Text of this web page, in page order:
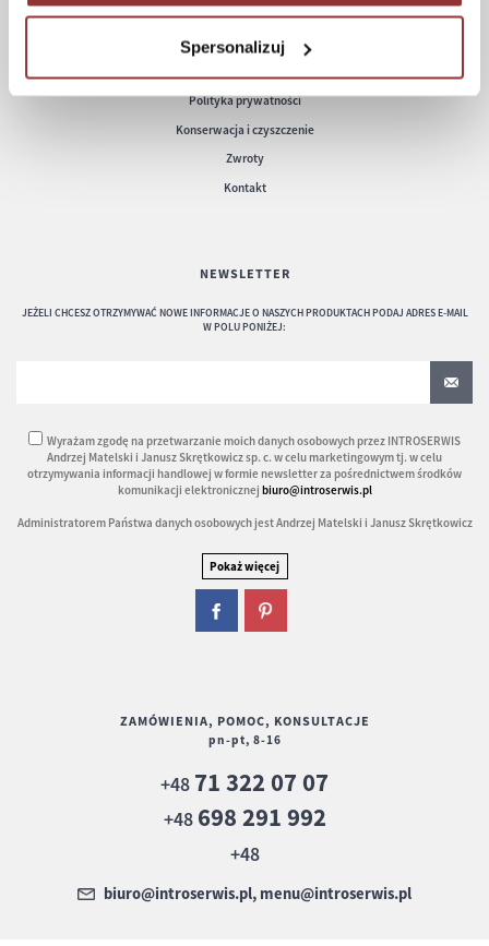
Spersonalizuj
Regulamin
Polityka prywatności
Konserwacja i czyszczenie
Zwroty
Kontakt
NEWSLETTER
JEŻELI CHCESZ OTRZYMYWAĆ NOWE INFORMACJE O NASZYCH PRODUKTACH PODAJ ADRES E-MAIL
W POLU PONIŻEJ:
Wyrażam zgodę na przetwarzanie moich danych osobowych przez INTROSERWIS
Andrzej Matelski i Janusz Skrętkowicz sp. c. w celu marketingowym tj. w celu
otrzymywania informacji handlowej w formie newsletter za pośrednictwem środków
komunikacji elektronicznej biuro@introserwis.pl
Administratorem Państwa danych osobowych jest Andrzej Matelski i Janusz Skrętkowicz
ZAMÓWIENIA, POMOC, KONSULTACJE
pn-pt, 8-16
+48 71 322 07 07
+48 698 291 992
+48
biuro@introserwis.pl, menu@introserwis.pl